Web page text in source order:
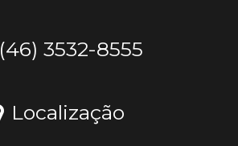
(46) 3532-8555
Localização